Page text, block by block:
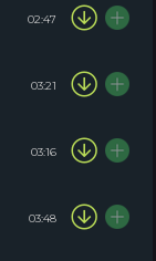
02:47
03:21
03:16
03:48